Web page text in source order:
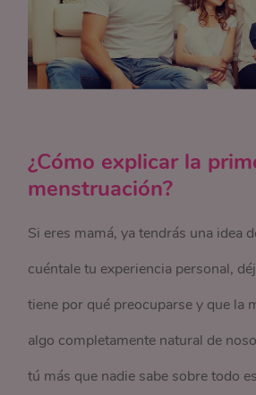
¿Cómo explicar la
menstruación?
Si eres mamá, ya tendrás una idea
cuéntale tu experiencia personal,
tiene por qué preocuparse y que la
algo completamente natural de
tú más que nadie sabe sobre todo